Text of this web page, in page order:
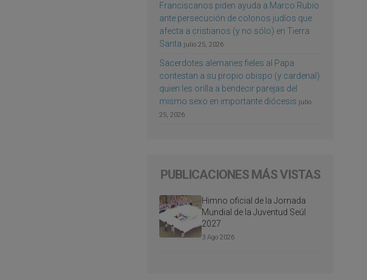
Franciscanos piden ayuda a Marco Rubio
ante persecución de colonos judíos que
afecta a cristianos (y no sólo) en Tierra
Santa julio 25, 2026
Sacerdotes alemanes fieles al Papa
contestan a su propio obispo (y cardenal)
quien les orilla a bendecir parejas del
mismo sexo en importante diócesis julio
25, 2026
PUBLICACIONES MÁS VISTAS
Himno oficial de la Jornada
Mundial de la Juventud Seúl
2027
3 Ago 2026